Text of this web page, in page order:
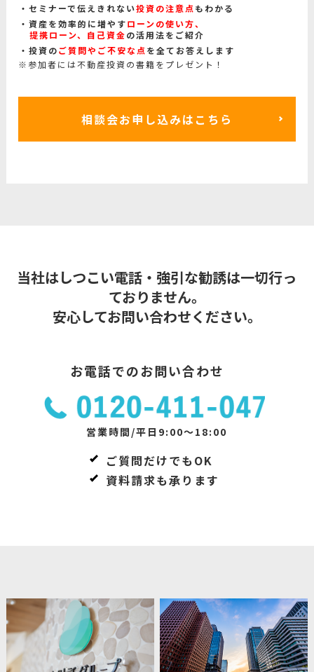
セミナーで伝えきれない投資の注意点 もわかる
資産を効率的に増やすローンの使い方、
提携ローン、自己資金の活用法をご紹介
投資のご質問やご不安な点 を全てお答えします
※参加者には不動産投資の書籍をプレゼント！
相談会お申し込みはこちら
当社はしつこい電話・強引な勧誘は一切行っ
ておりません。
安心してお問い合わせください。
お電話でのお問い合わせ
営業時間/平日9:00～18:00
ご質問だけでもOK
資料請求も承ります